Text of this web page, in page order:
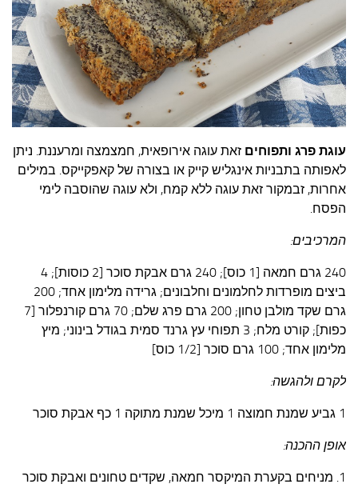
עצות סבתא
סבתא מספרת
נווה הבלוגים
קשר משפחתי
פינת הנכד
כתבו אלינו
עוגת פרג ותפוחים זאת עוגה אירופאית, חמצמצה ומרעננת. ניתן
לאפותה בתבניות אינגליש קייק או בצורה של קאפקייקס. במילים
אחרות, זבמקור זאת עוגה ללא קמח, ולא עוגה שהוסבה לימי
הפסח.
המרכיבים:
240 גרם חמאה [1 כוס]; 240 גרם אבקת סוכר [2 כוסות]; 4
ביצים מופרדות לחלמונים וחלבונים; גרידה מלימון אחד; 200
גרם שקד מולבן טחון; 200 גרם פרג שלם; 70 גרם קורנפלור [7
כפות]; קורט מלח; 3 תפוחי עץ גרנד סמית בגודל בינוני; מיץ
מלימון אחד; 100 גרם סוכר [1/2 כוס]
לקרם ולהגשה:
1 גביע שמנת חמוצה 1 מיכל שמנת מתוקה 1 כף אבקת סוכר
אופן ההכנה:
1. מניחים בקערת המיקסר חמאה, שקדים טחונים ואבקת סוכר